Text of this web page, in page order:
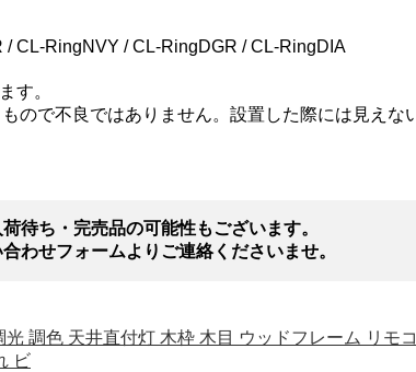
CL-RingNVY / CL-RingDGR / CL-RingDIA
す。
で不良ではありません。設置した際には見えな
待ち・完売品の可能性もございます。
わせフォームよりご連絡くださいませ。
調色 天井直付灯 木枠 木目 ウッドフレーム リモ
ビ